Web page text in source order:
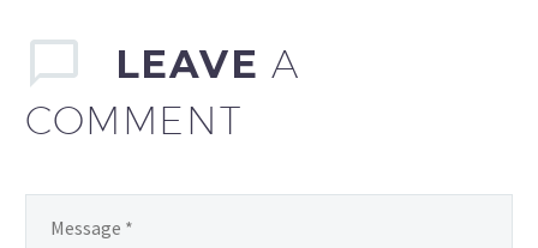
LEAVEA
COMMENT